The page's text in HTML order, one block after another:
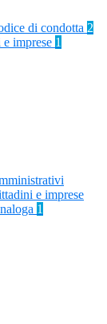
di condotta 2
imprese 1
e imprese
1